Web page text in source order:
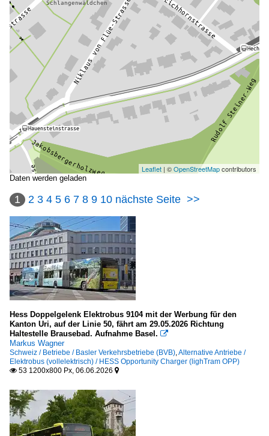
Leaflet | ©OpenStreetMapcontributors
Daten werden geladen
1 2 3 4 5 6 7 8 9 10 nächste Seite >>
Hess Doppelgelenk Elektrobus 9104 mit der Werbung für den
Kanton Uri, auf der Linie 50, fährt am 29.05.2026 Richtung
Haltestelle Brausebad. Aufnahme Basel. 
Markus Wagner
Schweiz / Betriebe / Basler Verkehrsbetriebe (BVB) Alternative Antriebe /
Elektrobus (vollelektrisch) / HESS Opportunity Charger (lighTram OPP)
 53 1200x800 Px, 06.06.2026 